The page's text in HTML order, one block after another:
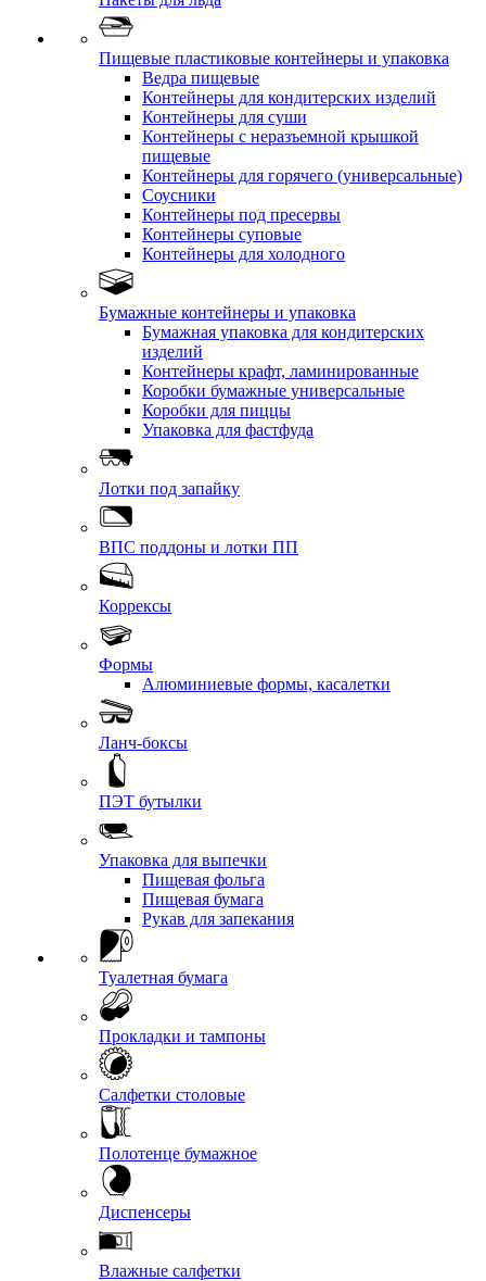
Пищевые пластиковые контейнеры и упаковка
Ведра пищевые
Контейнеры для кондитерских изделий
Контейнеры для суши
Контейнеры с неразъемной крышкой
пищевые
Контейнеры для горячего (универсальные)
Соусники
Контейнеры под пресервы
Контейнеры суповые
Контейнеры для холодного
Бумажные контейнеры и упаковка
Бумажная упаковка для кондитерских
изделий
Контейнеры крафт, ламинированные
Коробки бумажные универсальные
Коробки для пиццы
Упаковка для фастфуда
Лотки под запайку
ВПС поддоны и лотки ПП
Коррексы
Формы
Алюминиевые формы, касалетки
Ланч-боксы
ПЭТ бутылки
Упаковка для выпечки
Пищевая фольга
Пищевая бумага
Рукав для запекания
Туалетная бумага
Прокладки и тампоны
Салфетки столовые
Полотенце бумажное
Диспенсеры
Влажные салфетки